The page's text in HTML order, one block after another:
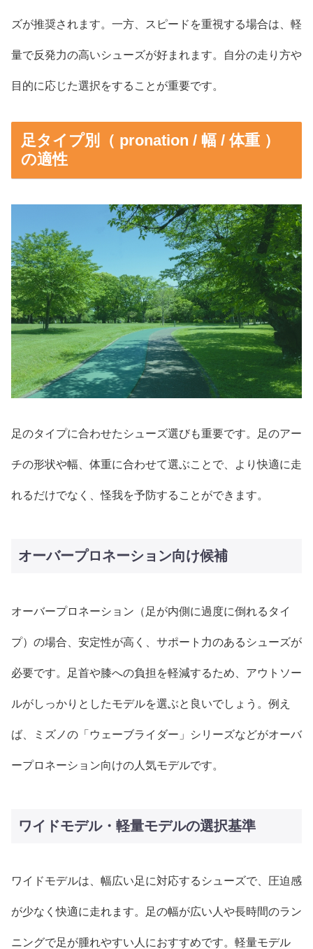
ズが推奨されます。一方、スピードを重視する場合は、軽
量で反発力の高いシューズが好まれます。自分の走り方や
目的に応じた選択をすることが重要です。
足タイプ別（ pronation / 幅 / 体重 ）
の適性
足のタイプに合わせたシューズ選びも重要です。足のアー
チの形状や幅、体重に合わせて選ぶことで、より快適に走
れるだけでなく、怪我を予防することができます。
オーバープロネーション向け候補
オーバープロネーション（足が内側に過度に倒れるタイ
プ）の場合、安定性が高く、サポート力のあるシューズが
必要です。足首や膝への負担を軽減するため、アウトソー
ルがしっかりとしたモデルを選ぶと良いでしょう。例え
ば、ミズノの「ウェーブライダー」シリーズなどがオーバ
ープロネーション向けの人気モデルです。
ワイドモデル・軽量モデルの選択基準
ワイドモデルは、幅広い足に対応するシューズで、圧迫感
が少なく快適に走れます。足の幅が広い人や長時間のラン
ニングで足が腫れやすい人におすすめです。軽量モデル